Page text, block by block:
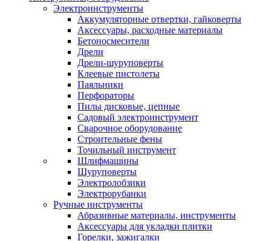
Электроинструменты
Аккумуляторные отвертки, гайковерты
Аксессуары, расходные материалы
Бетоносмесители
Дрели
Дрели-шуруповерты
Клеевые пистолеты
Паяльники
Перфораторы
Пилы дисковые, цепные
Садовый электроинструмент
Сварочное оборудование
Строительные фены
Точильный инструмент
Шлифмашины
Шуруповерты
Электролобзики
Электрорубанки
Ручные инструменты
Абразивные материалы, инструменты
Аксессуары для укладки плитки
Горелки, зажигалки